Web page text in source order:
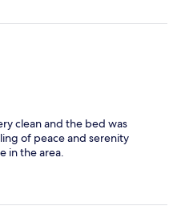
clean and the bed was
of peace and serenity
in the area.